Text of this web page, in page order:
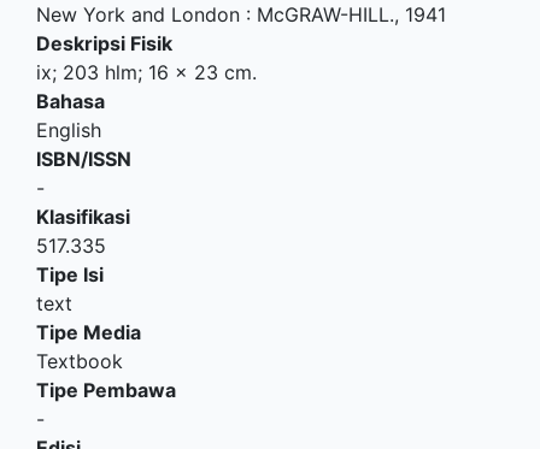
New York and London : McGRAW-HILL., 1941
Deskripsi Fisik
ix; 203 hlm; 16 x 23 cm.
Bahasa
English
ISBN/ISSN
-
Klasifikasi
517.335
Tipe Isi
text
Tipe Media
Textbook
Tipe Pembawa
-